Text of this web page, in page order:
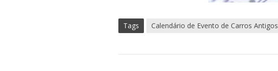
Tags Calendário de Evento de Carros Antigos